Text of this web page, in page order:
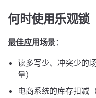
何时使用乐观锁
最佳应用场景：
读多写少、冲突少的
量）
电商系统的库存扣减